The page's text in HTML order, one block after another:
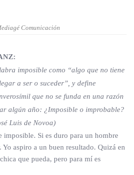
Comunicación
imposible como “algo que no tiene
a ser o suceder”, y define
que no se funda en una razón
algún año: ¿Imposible o improbable?
Luis de Novoa)
Si es duro para un hombre
aspiro a un buen resultado. Quizá en
que pueda, pero para mí es